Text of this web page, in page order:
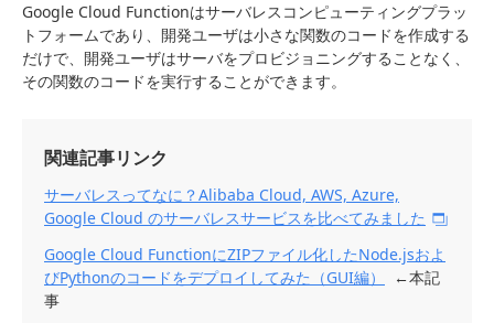
Google Cloud Functionはサーバレスコンピューティングプラッ
トフォームであり、開発ユーザは小さな関数のコードを作成する
だけで、開発ユーザはサーバをプロビジョニングすることなく、
その関数のコードを実行することができます。
関連記事リンク
サーバレスってなに？Alibaba Cloud, AWS, Azure,
Google Cloud のサーバレスサービスを比べてみました
Google Cloud FunctionにZIPファイル化したNode.jsおよ
びPythonのコードをデプロイしてみた（GUI編）
←本記
事